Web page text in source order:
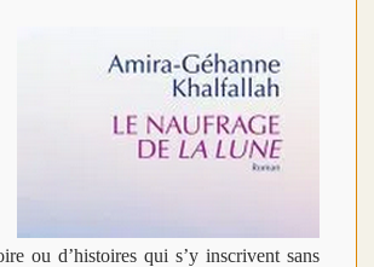
ou d’histoires qui s’y inscrivent sans